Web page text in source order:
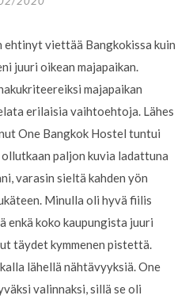
ehtinyt viettää Bangkokissa kuin
juuri oikean majapaikan.
majapaikan
erilaisia vaihtoehtoja. Lähes
One Bangkok Hostel tuntui
paljon kuvia ladattuna
varasin sieltä kahden yön
Minulla oli hyvä fiilis
enkä koko kaupungista juuri
täydet kymmenen pistettä.
lähellä nähtävyyksiä. One
valinnaksi, sillä se oli